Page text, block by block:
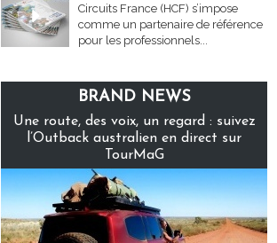
Circuits France (HCF) s’impose
comme un partenaire de référence
pour les professionnels...
BRAND NEWS
Une route, des voix, un regard : suivez
l’Outback australien en direct sur
TourMaG